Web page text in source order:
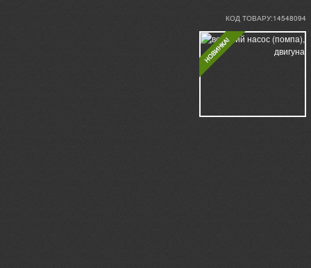
КОД ТОВАРУ:14548094